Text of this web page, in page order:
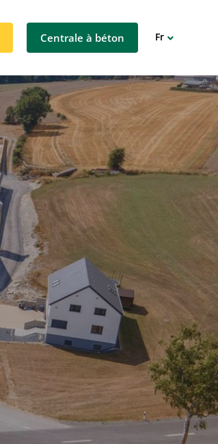
Centrale à béton
Fr